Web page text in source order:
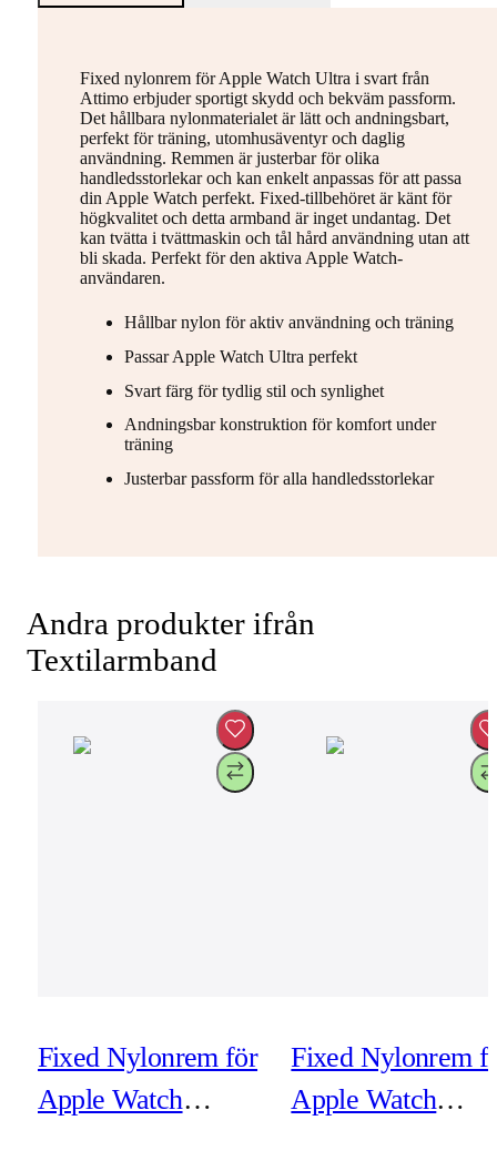
Fixed nylonrem för Apple Watch Ultra i svart från
Attimo erbjuder sportigt skydd och bekväm passform.
Det hållbara nylonmaterialet är lätt och andningsbart,
perfekt för träning, utomhusäventyr och daglig
användning. Remmen är justerbar för olika
handledsstorlekar och kan enkelt anpassas för att passa
din Apple Watch perfekt. Fixed-tillbehöret är känt för
högkvalitet och detta armband är inget undantag. Det
kan tvätta i tvättmaskin och tål hård användning utan att
bli skada. Perfekt för den aktiva Apple Watch-
användaren.
Hållbar nylon för aktiv användning och träning
Passar Apple Watch Ultra perfekt
Svart färg för tydlig stil och synlighet
Andningsbar konstruktion för komfort under
träning
Justerbar passform för alla handledsstorlekar
Andra produkter ifrån
Textilarmband
Fixed Nylonrem för
Apple Watch
Fixed Nylonrem
Apple Watch